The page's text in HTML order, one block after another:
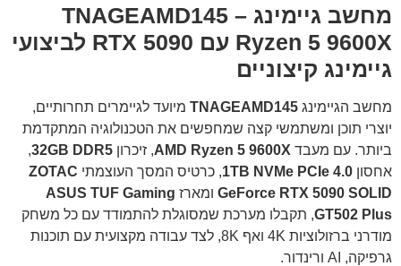
מחשב גיימינג TNAGEAMD145 –
Ryzen 5 9600X עם RTX 5090 לביצועי
גיימינג קיצוניים
מחשב הגיימינג TNAGEAMD145 מיועד לגיימרים תחרותיים,
יוצרי תוכן ומשתמשי קצה שמחפשים את הטכנולוגיה המתקדמת
ביותר. עם מעבד AMD Ryzen 5 9600X, זיכרון 32GB DDR5
,
אחסון 1TB NVMe PCIe 4.0, כרטיס המסך העוצמתי ZOTAC
GeForce RTX 5090 SOLID ומארז ASUS TUF Gaming
GT502 Plus, תקבלו מערכת שמסוגלת להתמודד עם כל משחק
מודרני ברזולוציות 4K ואף 8K, לצד עבודה מקצועית עם תוכנות
גרפיקה, AI ורינדור.